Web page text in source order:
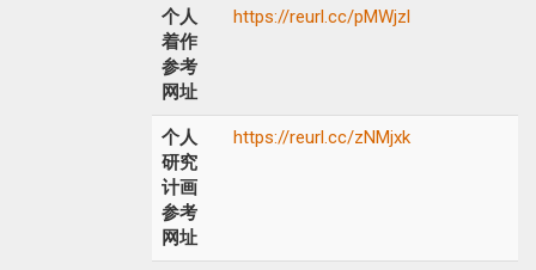
个人
着作
参考
网址
https://reurl.cc/pMWjzl
个人
研究
计画
参考
网址
https://reurl.cc/zNMjxk